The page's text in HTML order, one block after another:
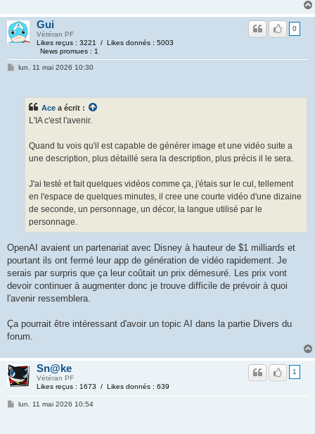
Gui
Vétéran PF
Likes reçus : 3221 / Likes donnés : 5003
News promues : 1
0
lun. 11 mai 2026 10:30
Ace a écrit :
L'IA c'est l'avenir.
Quand tu vois qu'il est capable de générer image et une vidéo suite a
une description, plus détaillé sera la description, plus précis il le sera.
J'ai testé et fait quelques vidéos comme ça, j'étais sur le cul, tellement
en l'espace de quelques minutes, il cree une courte vidéo d'une dizaine
de seconde, un personnage, un décor, la langue utilisé par le
personnage.
OpenAI avaient un partenariat avec Disney à hauteur de $1 milliards et
pourtant ils ont fermé leur app de génération de vidéo rapidement. Je
serais par surpris que ça leur coûtait un prix démesuré. Les prix vont
devoir continuer à augmenter donc je trouve difficile de prévoir à quoi
l'avenir ressemblera.
Ça pourrait être intéressant d'avoir un topic AI dans la partie Divers du
forum.
Sn@ke
Vétéran PF
Likes reçus : 1673 / Likes donnés : 639
1
lun. 11 mai 2026 10:54